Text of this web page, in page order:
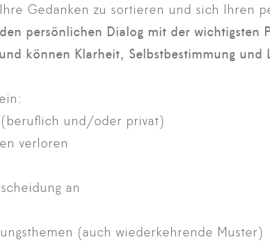
Gedanken zu sortieren und sich Ihren
persönlichen Dialog mit der wichtigsten
können Klarheit, Selbstbestimmung und
und/oder privat)
verloren
an
(auch wiederkehrende Muster)